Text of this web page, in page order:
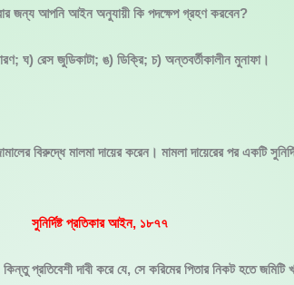
জন্য আপনি আইন অনুযায়ী কি পদক্ষেপ গ্রহণ করবেন?
ঘ) রেস জুডিকাটা; ঙ) ডিক্রি; চ) অন্তবর্তীকালীন মুনাফা।
বিরুদ্ধে মালমা দায়ের করেন। মামলা দায়েরের পর একটি
সুনির্দিষ্ট প্রতিকার আইন, ১৮৭৭
প্রতিবেশী দাবী করে যে, সে করিমের পিতার নিকট হতে